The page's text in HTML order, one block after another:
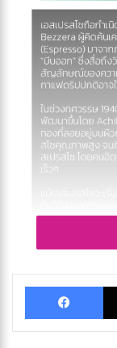
เอสเปรสโซถือก
Luigi Bezzeraผู้คิ